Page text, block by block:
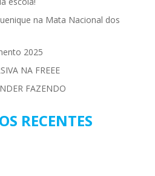
na Mata Nacional dos
2025
NA FREEE
FAZENDO
RECENTES